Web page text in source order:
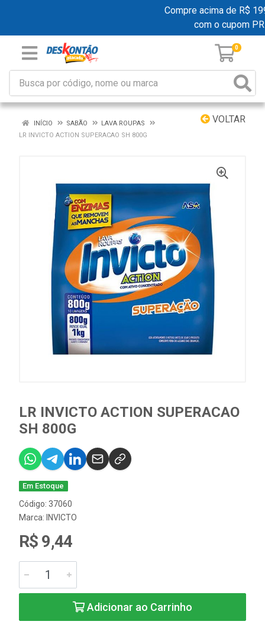
Compre acima de R$
com o cupom
0
VOLTAR
INÍCIO SABÃO
LAVA ROUPAS
LR INVICTO ACTION SUPERACAO SH 800G
LR INVICTO ACTION SUPERACAO
SH 800G
Em Estoque
Código: 37060
Marca: INVICTO
R$ 9,44
Adicionar ao Carrinho